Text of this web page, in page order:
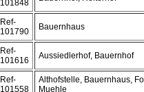
101848
Ref-
101790
Bauernhaus
Ref-
101616
Aussiedlerhof, Bauernhof
Ref-
101558
Althofstelle, Bauernhaus,
Muehle